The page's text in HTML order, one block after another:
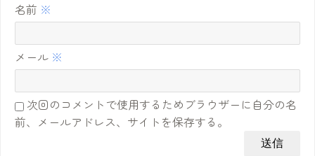
名前 ※
メール ※
次回のコメントで使用するためブラウザーに自分の名
前、メールアドレス、サイトを保存する。